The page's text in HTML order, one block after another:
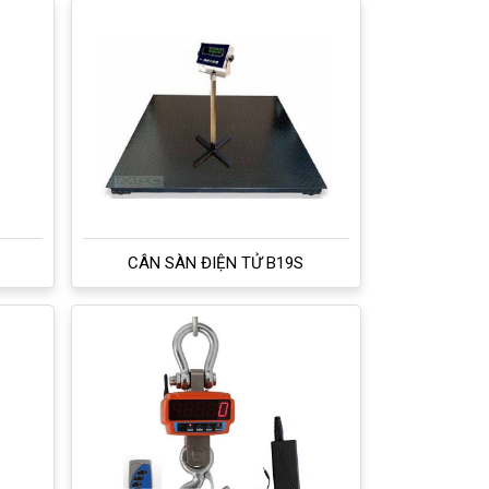
CÂN SÀN ĐIỆN TỬ B19S